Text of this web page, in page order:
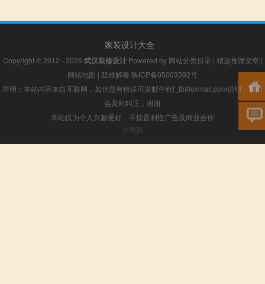
家装设计大全
Copyright © 2012 - 2026 武汉装修设计Powered by 网站分类目录 | 精选推荐文章 |
网站地图 | 疑难解答 陕ICP备05003392号
声明：本站内容来自互联网，如信息有错误可发邮件到f_fb#foxmail.com说明，我们
会及时纠正，谢谢
本站仅为个人兴趣爱好，不接盈利性广告及商业合作
小男孩